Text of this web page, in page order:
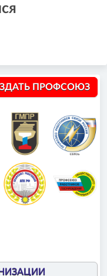
ПРОФСОЮЗ